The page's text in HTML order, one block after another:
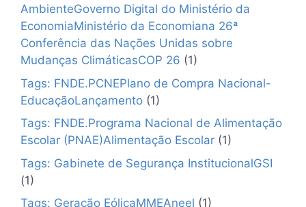
AmbienteGoverno Digital do Ministério da
EconomiaMinistério da Economiana 26ª
Conferência das Nações Unidas sobre
Mudanças ClimáticasCOP 26 (1)
Tags: FNDE.PCNEPlano de Compra Nacional-
EducaçãoLançamento (1)
Tags: FNDE.Programa Nacional de Alimentação
Escolar (PNAE)Alimentação Escolar (1)
Tags: Gabinete de Segurança InstitucionalGSI
(1)
Tags: Geração EólicaMMEAneel (1)